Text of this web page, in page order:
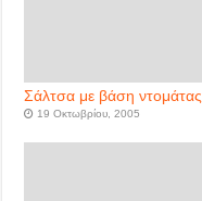
Σάλτσα με βάση ντομάτας
19 Οκτωβρίου, 2005